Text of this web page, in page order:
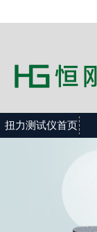
扭力测试仪首页